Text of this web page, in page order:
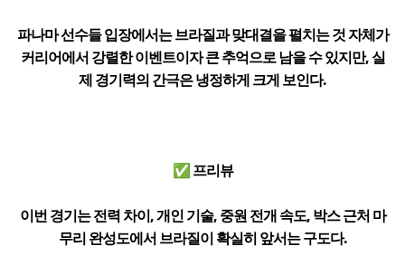
파나마 선수들 입장에서는 브라질과 맞대결을 펼치는 것 자체가
커리어에서 강렬한 이벤트이자 큰 추억으로 남을 수 있지만, 실
제 경기력의 간극은 냉정하게 크게 보인다.
✅ 프리뷰
이번 경기는 전력 차이, 개인 기술, 중원 전개 속도, 박스 근처 마
무리 완성도에서 브라질이 확실히 앞서는 구도다.